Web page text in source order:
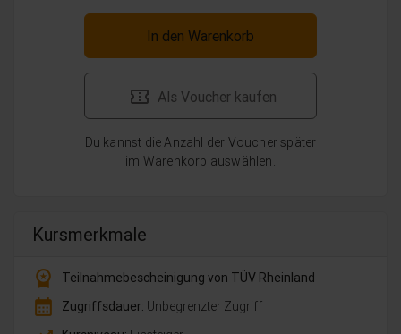
In den Warenkorb
Als Voucher kaufen
Du kannst die Anzahl der Voucher später
im Warenkorb auswählen.
Kursmerkmale
workspace_premium
Teilnahmebescheinigung von TÜV Rheinland
calendar_month Zugriffsdauer: Unbegrenzter Zugriff